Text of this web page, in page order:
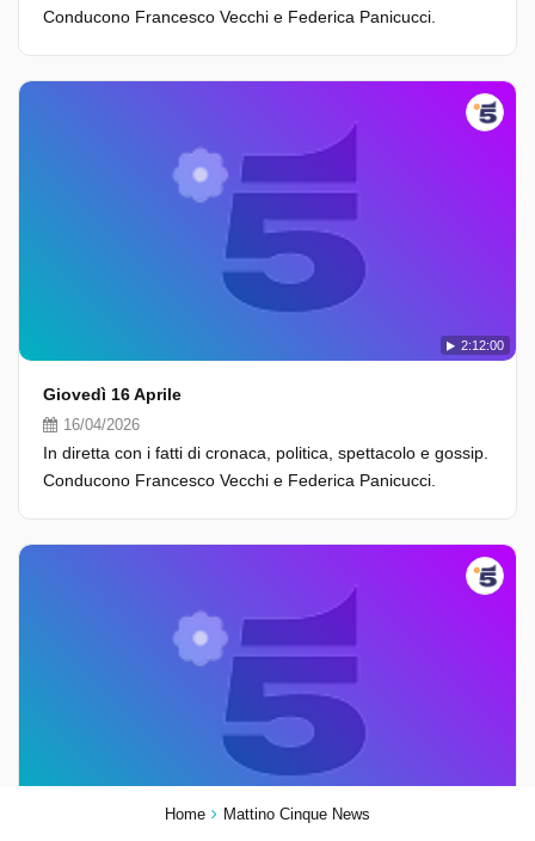
Home Mattino Cinque News
Conducono Francesco Vecchi e Federica Panicucci.
2:12:00
Giovedì 16 Aprile
16/04/2026
In diretta con i fatti di cronaca, politica, spettacolo e gossip.
Conducono Francesco Vecchi e Federica Panicucci.